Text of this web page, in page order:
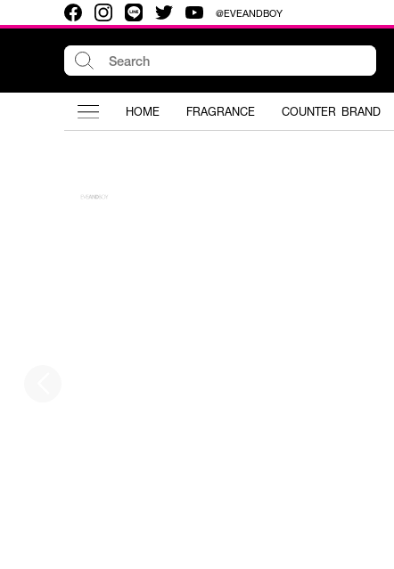
@EVEANDBOY
HOME FRAGRANCE COUNTER BRAND